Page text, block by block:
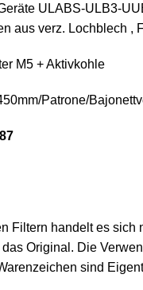
ULABS-ULB3-
aus verz. Lochblech ,
M5 + Aktivkohle
Patrone/
Filtern handelt es
Original. Die
sind